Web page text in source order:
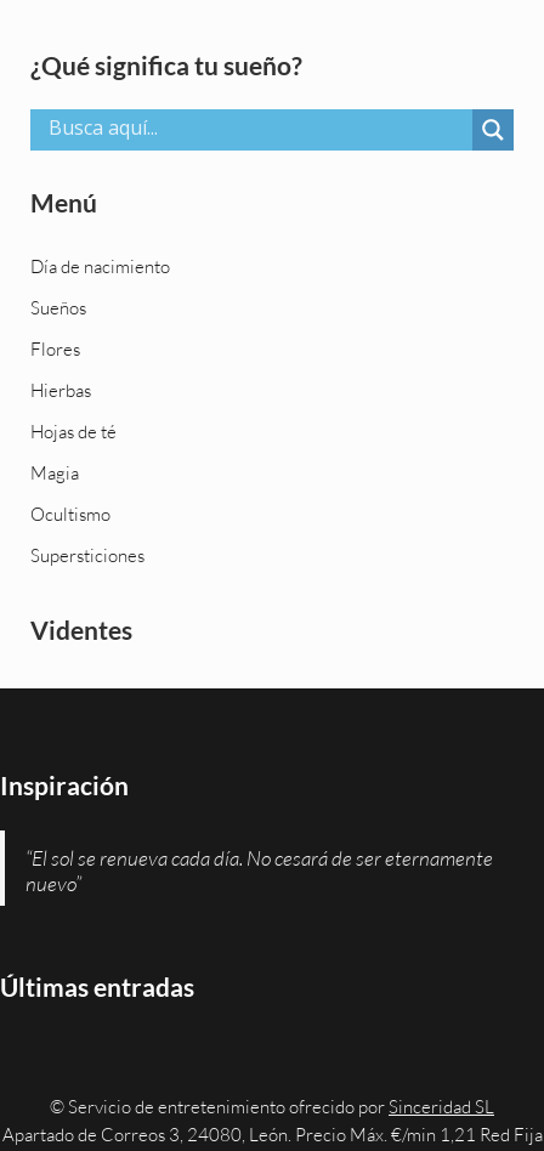
Sidebar
¿Qué significa tu sueño?
Menú
Día de nacimiento
Sueños
Flores
Hierbas
Hojas de té
Magia
Ocultismo
Supersticiones
Videntes
Inspiración
“El sol se renueva cada día. No cesará de ser eternamente
nuevo”
Últimas entradas
© Servicio de entretenimiento ofrecido porSinceridad SL
Apartado de Correos 3, 24080, León. Precio Máx. €/min 1,21 Red Fija